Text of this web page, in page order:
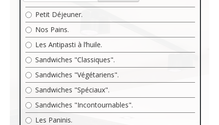
Petit Déjeuner.
Nos Pains.
Les Antipasti à l’huile.
Sandwiches "Classiques".
Sandwiches "Végétariens".
Sandwiches "Spéciaux".
Sandwiches "Incontournables".
Les Paninis.